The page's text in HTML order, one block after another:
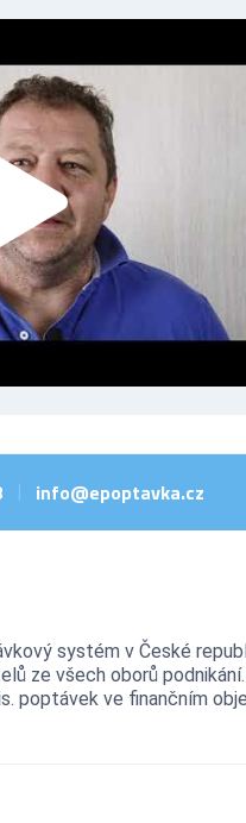
info@epoptavka.cz
systém v České
ze všech oborů podnikání.
poptávek ve finančním